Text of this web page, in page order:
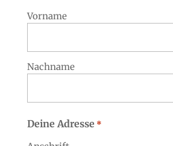
Vorname
Nachname
Deine Adresse *